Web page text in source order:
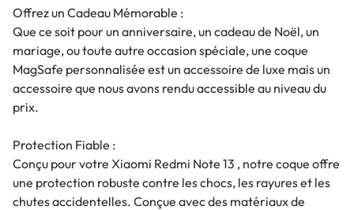
Offrez un Cadeau Mémorable :
Que ce soit pour un anniversaire, un cadeau de Noël, un
mariage, ou toute autre occasion spéciale, une coque
MagSafe personnalisée est un accessoire de luxe mais un
accessoire que nous avons rendu accessible au niveau du
prix.
Protection Fiable :
Conçu pour votre Xiaomi Redmi Note 13 , notre coque offre
une protection robuste contre les chocs, les rayures et les
chutes accidentelles. Conçue avec des matériaux de